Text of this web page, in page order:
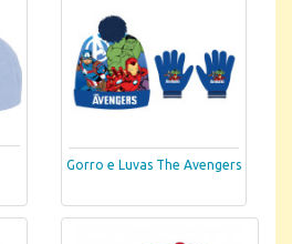
Gorro e Luvas The Avengers